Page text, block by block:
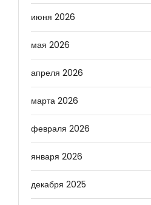
июня 2026
мая 2026
апреля 2026
марта 2026
февраля 2026
января 2026
декабря 2025